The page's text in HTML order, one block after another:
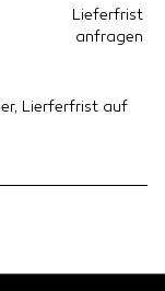
Lieferfrist
anfragen
Lierferfrist auf